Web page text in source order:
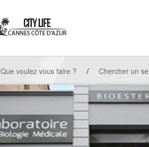
Que voulez vous faire ? / Chercher un